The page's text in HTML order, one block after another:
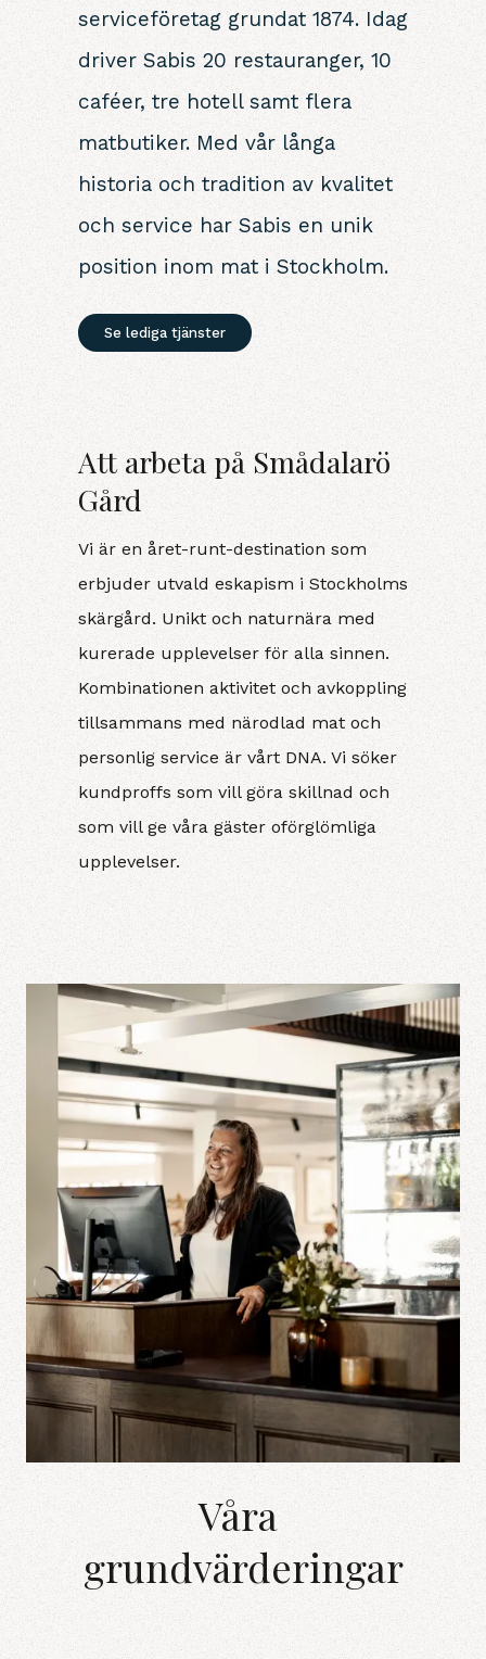
serviceföretag grundat 1874. Idag
driver Sabis 20 restauranger, 10
caféer, tre hotell samt flera
matbutiker. Med vår långa
historia och tradition av kvalitet
och service har Sabis en unik
position inom mat i Stockholm.
Se lediga tjänster
Att arbeta på Smådalarö
Gård
Vi är en året-runt-destination som
erbjuder utvald eskapism i Stockholms
skärgård. Unikt och naturnära med
kurerade upplevelser för alla sinnen.
Kombinationen aktivitet och avkoppling
tillsammans med närodlad mat och
personlig service är vårt DNA. Vi söker
kundproffs som vill göra skillnad och
som vill ge våra gäster oförglömliga
upplevelser.
Våra grundvärderingar
Våra
grundvärderingar